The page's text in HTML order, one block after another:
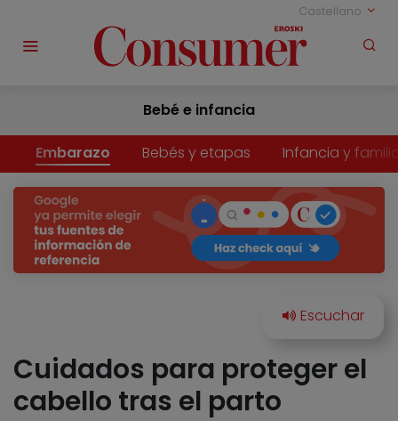
Castellano
Bebé e infancia
Embarazo Bebés y etapas Infancia y
Cuidados para proteger el
cabello tras el parto